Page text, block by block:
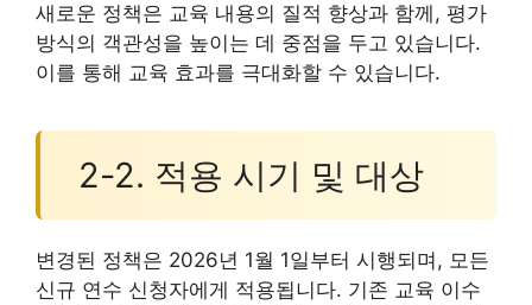
새로운 정책은 교육 내용의 질적 향상과 함께, 평가
방식의 객관성을 높이는 데 중점을 두고 있습니다.
이를 통해 교육 효과를 극대화할 수 있습니다.
2-2. 적용 시기 및 대상
변경된 정책은 2026년 1월 1일부터 시행되며, 모든
신규 연수 신청자에게 적용됩니다. 기존 교육 이수